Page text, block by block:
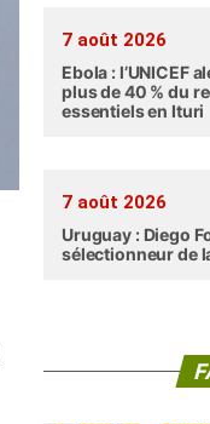
7 août 2026
Ebola : l’UNICEF
plus de 40 % du
essentiels en Ituri
7 août 2026
Uruguay : Diego
sélectionneur de